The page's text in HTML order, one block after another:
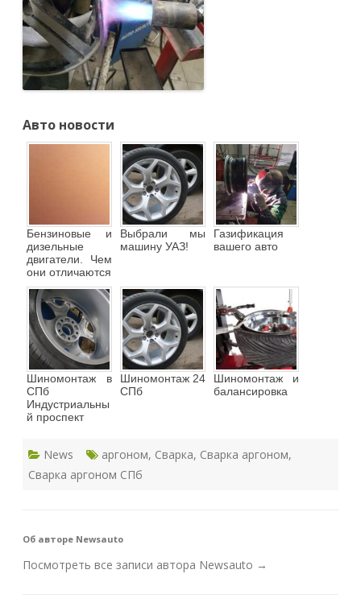
Авто новости
Бензиновые и
дизельные
двигатели. Чем
они отличаются
Выбрали мы
машину УАЗ!
Газификация
вашего авто
Шиномонтаж в
СПб
Индустриальны
й проспект
Шиномонтаж 24
СПб
Шиномонтаж и
балансировка
News аргоном, Сварка, Сварка аргоном,
Сварка аргоном СПб
Об авторе Newsauto
Посмотреть все записи автора Newsauto →